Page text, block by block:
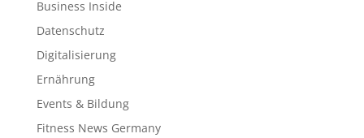
Business Inside
Datenschutz
Digitalisierung
Ernährung
Events & Bildung
Fitness News Germany